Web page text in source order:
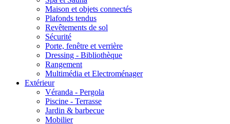
Maison et objets connectés
Plafonds tendus
Revêtements de sol
Sécurité
Porte, fenêtre et verrière
Dressing - Bibliothèque
Rangement
Multimédia et Electroménager
Extérieur
Véranda - Pergola
Piscine - Terrasse
Jardin & barbecue
Mobilier